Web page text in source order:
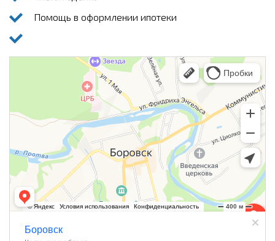
Помощь в оформлении ипотеки